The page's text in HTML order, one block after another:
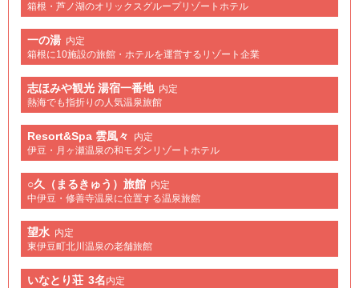
箱根・芦ノ湖のオリックスグループリゾートホテル
一の湯 内定
箱根に10施設の旅館・ホテルを運営するリゾート企業
志ほみや観光 湯宿一番地 内定
熱海でも指折りの人気温泉旅館
Resort&Spa 雲風々
内定
伊豆・月ヶ瀬温泉の和モダンリゾートホテル
○久（まるきゅう）旅館 内定
中伊豆・修善寺温泉に位置する温泉旅館
望水 内定
東伊豆町北川温泉の老舗旅館
いなとり荘 3名内定